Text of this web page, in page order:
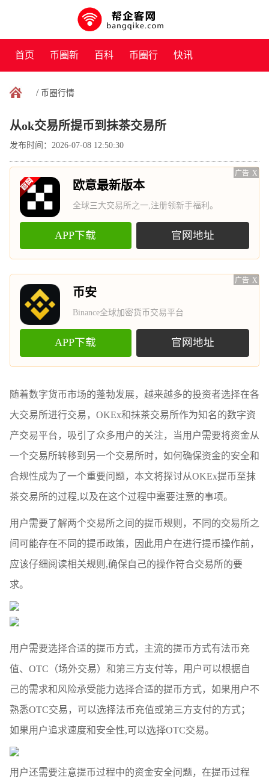
首页 币圈新
闻
百科 币圈行 快讯
/ 币圈行情
从ok交易所提币到抹茶交易所
发布时间：2026-07-08 12:50:30
广告 X
欧意最新版本
全球三大交易所之一,注册领新手福利。
APP下载 官网地址
广告 X
币安
Binance全球加密货币交易平台
APP下载 官网地址
随着数字货币市场的蓬勃发展，越来越多的投资者选择在各
大交易所进行交易，OKEx和抹茶交易所作为知名的数字资
产交易平台，吸引了众多用户的关注，当用户需要将资金从
一个交易所转移到另一个交易所时，如何确保资金的安全和
合规性成为了一个重要问题，本文将探讨从OKEx提币至抹
茶交易所的过程,以及在这个过程中需要注意的事项。
用户需要了解两个交易所之间的提币规则，不同的交易所之
间可能存在不同的提币政策，因此用户在进行提币操作前，
应该仔细阅读相关规则,确保自己的操作符合交易所的要
求。
用户需要选择合适的提币方式，主流的提币方式有法币充
值、OTC（场外交易）和第三方支付等，用户可以根据自
己的需求和风险承受能力选择合适的提币方式，如果用户不
熟悉OTC交易，可以选择法币充值或第三方支付的方式；
如果用户追求速度和安全性,可以选择OTC交易。
用户还需要注意提币过程中的资金安全问题，在提币过程